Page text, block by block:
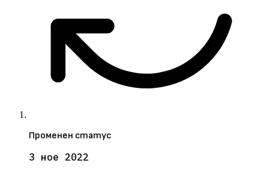
Променен статус
3 ное 2022